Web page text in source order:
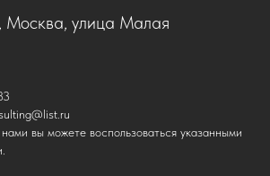
Москва, улица Малая
вы можете воспользоваться указанными